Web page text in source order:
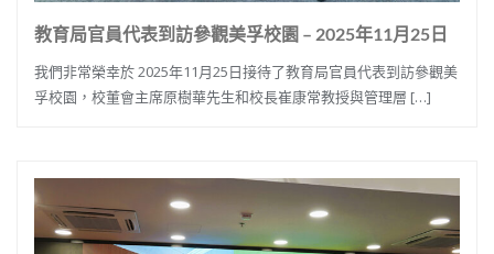
教育局官員代表到訪參觀美孚校園 – 2025年11月25日
我們非常榮幸於 2025年11月25日接待了教育局官員代表到訪參觀美
孚校園，校董會主席原樹華先生和校長崔康常教授與管理層 […]